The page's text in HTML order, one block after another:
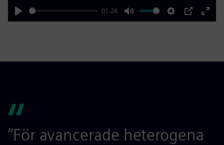
Play
01:26
Mute Settings
PIP
Enter
”För avancerade heterogena